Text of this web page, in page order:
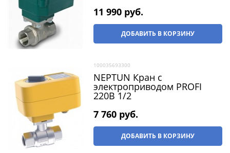
11 990 руб.
ДОБАВИТЬ В КОРЗИНУ
100035693300
NEPTUN Кран с
электроприводом PROFI
220В 1/2
7 760 руб.
ДОБАВИТЬ В КОРЗИНУ